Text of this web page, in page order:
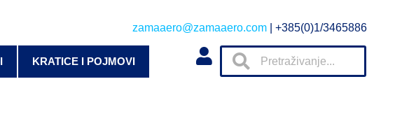
zamaaero@zamaaero.com | +385(0)1/3465886
KRATICE I POJMOVI